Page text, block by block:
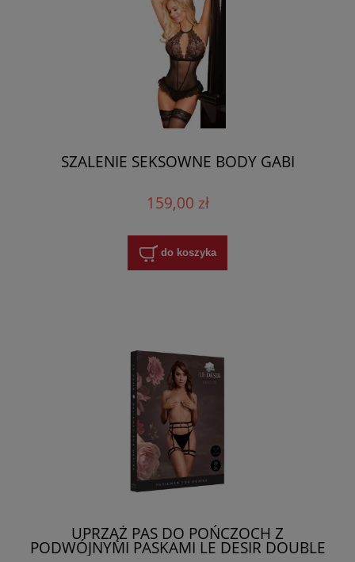
SZALENIE SEKSOWNE BODY GABI
159,00 zł
do koszyka
UPRZĄŻ PAS DO POŃCZOCH Z
PODWÓJNYMI PASKAMI LE DESIR DOUBLE